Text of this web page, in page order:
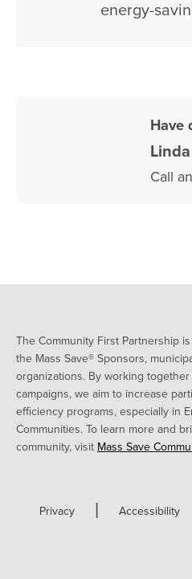
energy-
Have
Call
The Community First Partnership
the Mass Save® Sponsors,
organizations. By working
campaigns, we aim to increase
efficiency programs, especially in
Communities. To learn more and
community, visit Mass Save
Privacy Accessibility